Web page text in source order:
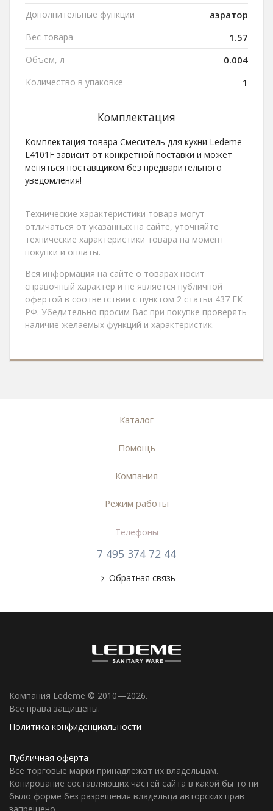
Дополнительные функции аэратор
Вес товара 1.57
Объем, л 0.004
Количество в упаковке 1
Комплектация
Комплектация товара Смеситель для кухни Ledeme
L4101F зависит от конкретной поставки и может
меняться поставщиком без предварительного
уведомления!
Технические характеристики товара могут
отличаться от указанных на сайте, уточняйте
технические характеристики товара на момент
покупки и оплаты.
Вся информация на сайте о товарах носит
справочный характер и не является публичной
офертой в соответствии с пунктом 2 статьи 437 ГК
РФ. Убедительно просим Вас при покупке проверять
наличие желаемых функций и характеристик.
Каталог
Помощь
Компания
Режим работы
Телефоны
7 495 374 72 44
Обратная связь
Компания Ledeme © 2010—2026.
Все права защищены.
Политика конфиденциальности
Публичная оферта
Все торговые марки принадлежат их владельцам.
Копирование составляющих частей сайта в какой бы то ни
было форме без разрешения владельца авторских прав